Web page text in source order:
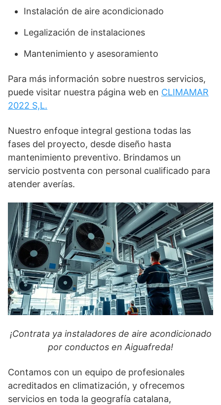
Instalación de aire acondicionado
Legalización de instalaciones
Mantenimiento y asesoramiento
Para más información sobre nuestros servicios,
puede visitar nuestra página web en CLIMAMAR
2022 S,L.
Nuestro enfoque integral gestiona todas las
fases del proyecto, desde diseño hasta
mantenimiento preventivo. Brindamos un
servicio postventa con personal cualificado para
atender averías.
¡Contrata ya instaladores de aire acondicionado
por conductos en Aiguafreda!
Contamos con un equipo de profesionales
acreditados en climatización, y ofrecemos
servicios en toda la geografía catalana,